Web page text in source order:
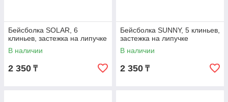
Бейсболка SOLAR, 6
клиньев, застежка на липучке
В наличии
2 350 ₸
Бейсболка SUNNY, 5 клиньев,
застежка на липучке
В наличии
2 350 ₸